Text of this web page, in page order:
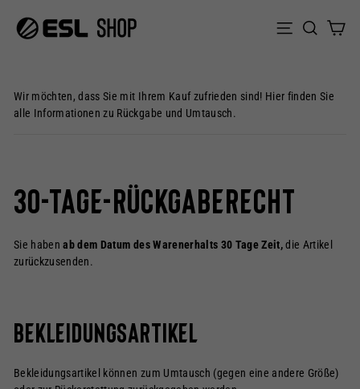
zum
Inhalt
Wir möchten, dass Sie mit Ihrem Kauf zufrieden sind! Hier finden Sie
alle Informationen zu Rückgabe und Umtausch.
30-Tage-Rückgaberecht
Sie habenab dem Datum des Warenerhalts 30 Tage Zeit,die Artikel
zurückzusenden.
Bekleidungsartikel
Bekleidungsartikel können zum Umtausch (gegen eine andere Größe)